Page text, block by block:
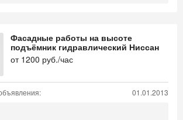
Фасадные работы на высоте
подъёмник гидравлический Ниссан
от 1200 руб./час
01.01.2013